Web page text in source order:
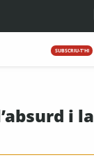
SUBSCRIU-T'HI
i la